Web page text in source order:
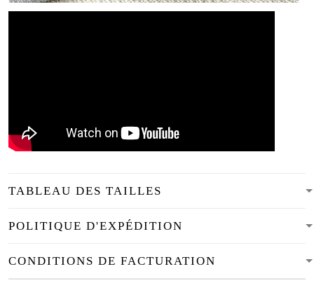
TABLEAU DES TAILLES
POLITIQUE D'EXPÉDITION
CONDITIONS DE FACTURATION